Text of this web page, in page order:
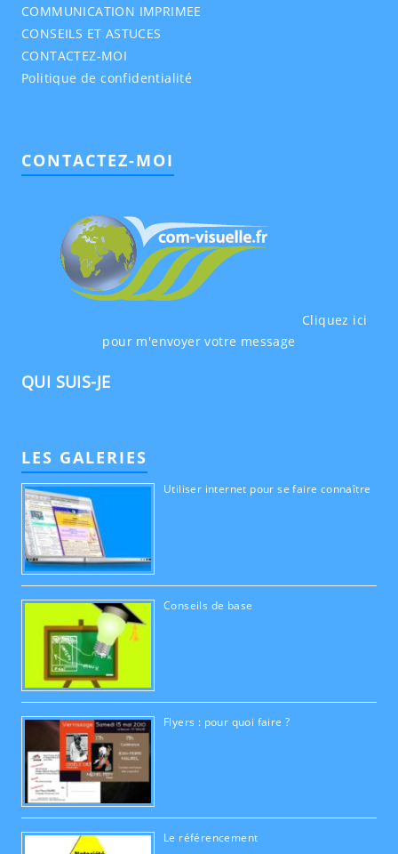
COMMUNICATION IMPRIMEE
CONSEILS ET ASTUCES
CONTACTEZ-MOI
Politique de confidentialité
CONTACTEZ-MOI
Cliquez ici
pour m'envoyer votre message
QUI SUIS-JE
LES GALERIES
Utiliser internet pour se faire connaître
Conseils de base
Flyers : pour quoi faire ?
Le référencement